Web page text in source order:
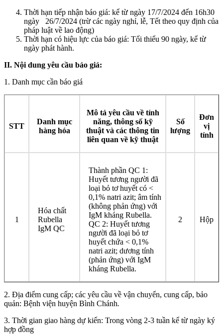
Thời hạn tiếp nhận báo giá: kể từ ngày 17/7/2024 đến 16h30
ngày 26/7/2024 (trừ các ngày nghỉ, lễ, Tết theo quy định của
pháp luật về lao động)
Thời hạn có hiệu lực của báo giá: Tối thiểu 90 ngày, kể từ
ngày phát hành.
II. Nội dung yêu cầu báo giá:
1. Danh mục cần báo giá
STT
Danh mục
hàng hóa
Mô tả yêu cầu về tính
năng, thông số kỹ
thuật và các thông tin
liên quan về kỹ thuật
Số
lượng
Đơn
vị
tính
1
Hóa chất
Rubella
IgM QC
Thành phần QC 1:
Huyết tương người đã
loại bỏ tơ huyết có <
0,1% natri azit; âm tính
(không phản ứng) với
IgM kháng Rubella.
QC 2: Huyết tương
người đã loại bỏ tơ
huyết chứa < 0,1%
natri azit; dương tính
(phản ứng) với IgM
kháng Rubella.
2 Hộp
2. Địa điểm cung cấp; các yêu cầu về vận chuyển, cung cấp, bảo
quản: Bệnh viện huyện Bình Chánh.
3. Thời gian giao hàng dự kiến: Trong vòng 2-3 tuần kể từ ngày ký
hợp đồng